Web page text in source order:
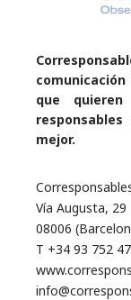
que
mejor.
Vía Augusta, 29
08006
T +34 93 752